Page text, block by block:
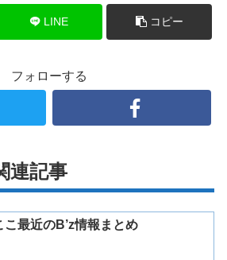
LINE コピー
フォローする
連記事
こ最近のB’z情報まとめ